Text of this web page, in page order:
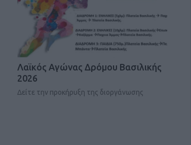
Λαϊκός Αγώνας Δρόμου Βασιλικής
2026
Δείτε την προκήρυξη της διοργάνωσης
New Year Resolutions: Η άσκηση
ΓΕΝΙΚΑ ΘΕΜΑΤΑ